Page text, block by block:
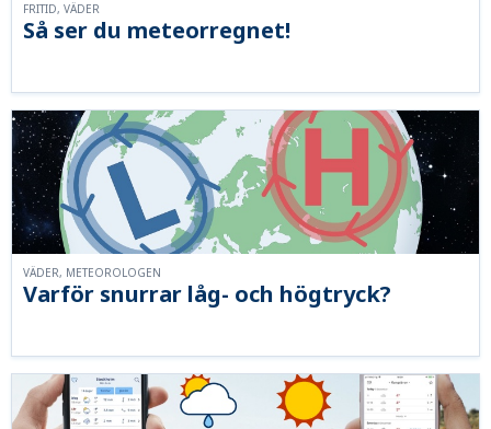
Så ser du meteorregnet!
FRITID, VÄDER
Varför snurrar låg- och högtryck?
VÄDER, METEOROLOGEN